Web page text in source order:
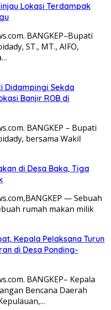
Lokasi Terdampak
BANGKEP–Bupati
ST., MT., AIFO,
Didampingi Sekda
Banjir ROB di
BANGKEP – Bupati
bersama Wakil
di Desa Baka, Tiga
— Sebuah
rumah makan milik
Kepala Pelaksana Turun
di Desa Ponding-
BANGKEP– Kepala
Bencana Daerah